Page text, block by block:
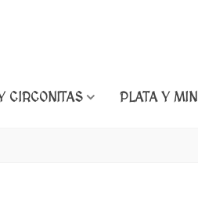
CIRCONITAS PLATA Y